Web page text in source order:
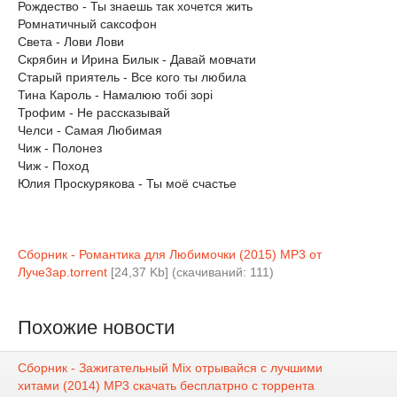
Рождество - Ты знаешь так хочется жить
Ромнатичный саксофон
Света - Лови Лови
Скрябин и Ирина Билык - Давай мовчати
Старый приятель - Все кого ты любила
Тина Кароль - Намалюю тобі зорі
Трофим - Не рассказывай
Челси - Самая Любимая
Чиж - Полонез
Чиж - Поход
Юлия Проскурякова - Ты моё счастье
Сборник - Романтика для Любимочки (2015) MP3 от
Луче3ар.torrent [24,37 Kb] (cкачиваний: 111)
Похожие новости
Сборник - Зажигательный Mix отрывайся с лучшими
хитами (2014) MP3 скачать бесплатрно с торрента